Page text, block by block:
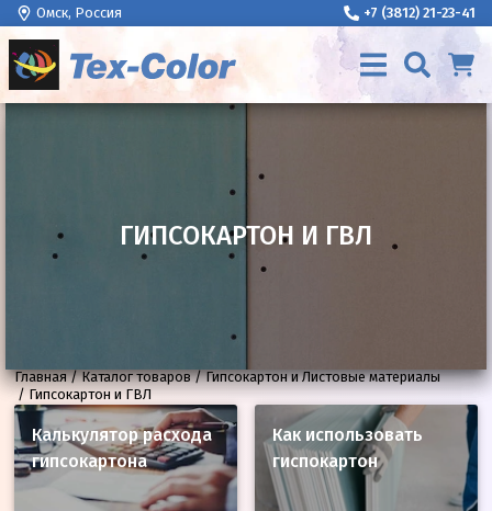
Омск, Россия +7 (3812) 21-23-41
ГИПСОКАРТОН И ГВЛ
Главная Каталог товаров
Гипсокартон и Листовые материалы
Гипсокартон и ГВЛ
Калькулятор расхода
гипсокартона
Как использовать
гиспокартон